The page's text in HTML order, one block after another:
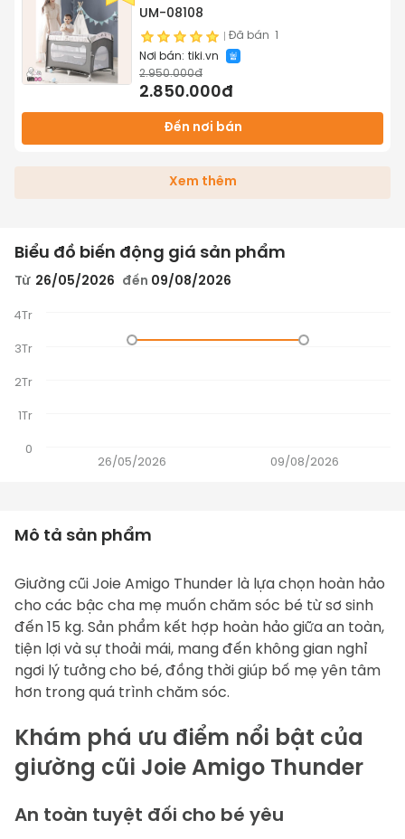
UM-08108
Đã bán 1
Nơi bán: tiki.vn
2.950.000đ
2.850.000đ
Đến nơi bán
Xem thêm
Biểu đồ biến động giá sản phẩm
Từ 26/05/2026 đến 09/08/2026
0
1Tr
2Tr
3Tr
4Tr
26/05/2026 09/08/2026
Mô tả sản phẩm
Giường cũi Joie Amigo Thunder là lựa chọn hoàn hảo
cho các bậc cha mẹ muốn chăm sóc bé từ sơ sinh
đến 15 kg. Sản phẩm kết hợp hoàn hảo giữa an toàn,
tiện lợi và sự thoải mái, mang đến không gian nghỉ
ngơi lý tưởng cho bé, đồng thời giúp bố mẹ yên tâm
hơn trong quá trình chăm sóc.
Khám phá ưu điểm nổi bật của
giường cũi Joie Amigo Thunder
An toàn tuyệt đối cho bé yêu